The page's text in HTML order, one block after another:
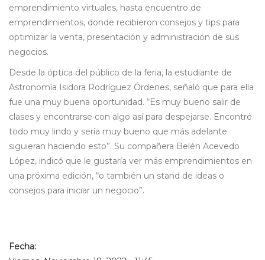
emprendimiento virtuales, hasta encuentro de
emprendimientos, donde recibieron consejos y tips para
optimizar la venta, presentación y administración de sus
negocios.
Desde la óptica del público de la feria, la estudiante de
Astronomía Isidora Rodríguez Órdenes, señaló que para ella
fue una muy buena oportunidad. “Es muy bueno salir de
clases y encontrarse con algo así para despejarse. Encontré
todo muy lindo y sería muy bueno que más adelante
siguieran haciendo esto”. Su compañera Belén Acevedo
López, indicó que le gustaría ver más emprendimientos en
una próxima edición, “o también un stand de ideas o
consejos para iniciar un negocio”.
Fecha: